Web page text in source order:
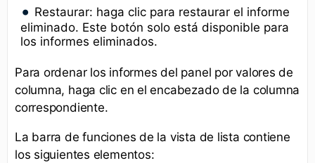
Restaurar: haga clic para restaurar el informe
eliminado. Este botón solo está disponible para
los informes eliminados.
Para ordenar los informes del panel por valores de
columna, haga clic en el encabezado de la columna
correspondiente.
La barra de funciones de la vista de lista contiene
los siguientes elementos: